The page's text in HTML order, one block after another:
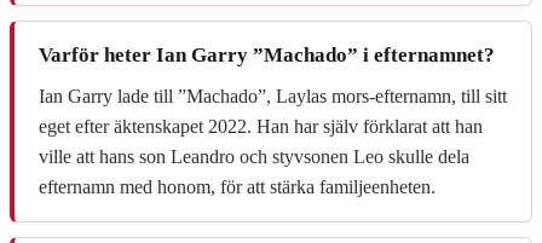
Varför heter Ian Garry ”Machado” i efternamnet?
Ian Garry lade till ”Machado”, Laylas mors-efternamn, till sitt
eget efter äktenskapet 2022. Han har själv förklarat att han
ville att hans son Leandro och styvsonen Leo skulle dela
efternamn med honom, för att stärka familjeenheten.